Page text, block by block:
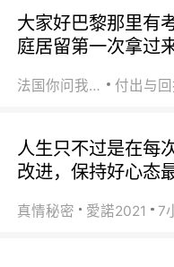
大家好巴黎那里有
庭居留第一次拿过
法国你问我答 付出与
人生只不过是在每
改进，保持好心态
真情秘密 愛諾2021 7